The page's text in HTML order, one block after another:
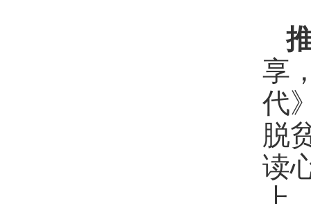
享
代
脱
读